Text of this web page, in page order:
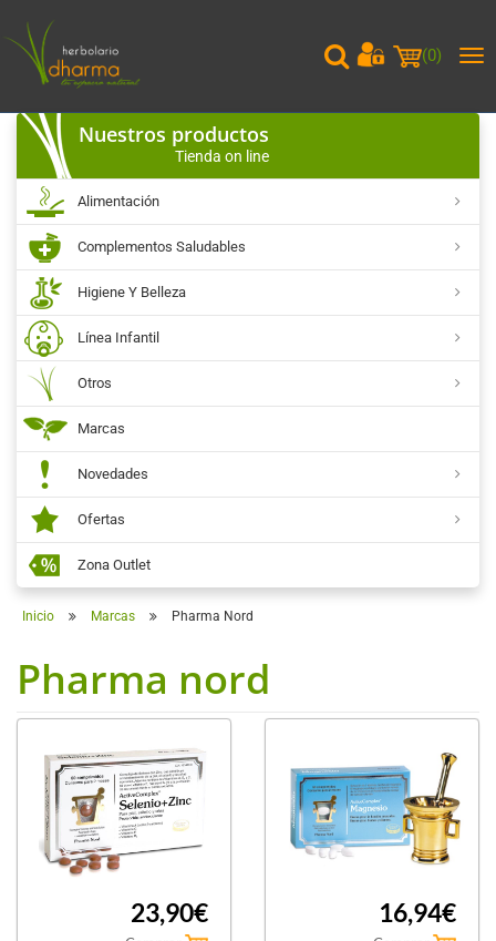
(0)
Nuestros productos
Tienda on line
Alimentación
Complementos Saludables
Higiene Y Belleza
Línea Infantil
Otros
Marcas
Novedades
Ofertas
Zona Outlet
Inicio Marcas Pharma Nord
Pharma nord
23,90€ 16,94€